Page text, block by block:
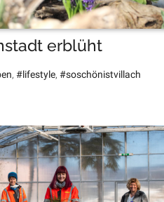
erblüht
, #lifestyle, #soschönistvillach